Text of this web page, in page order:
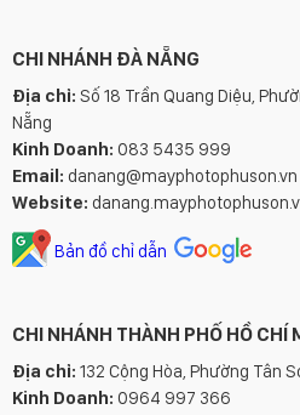
CHI NHÁNH ĐÀ NẴNG
Địa chỉ: Số 18 Trần Quang Diệu,
Nẵng
Kinh Doanh: 083 5435 999
Email: danang@mayphotophuson.vn
Website:
Bản đồ chỉ dẫn
CHI NHÁNH THÀNH PHỐ HỒ CHÍ
Địa chỉ: 132 Cộng Hòa, Phường Tân
Kinh Doanh: 0964 997 366